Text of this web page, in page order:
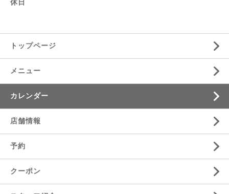
休日
トップページ
メニュー
カレンダー
店舗情報
予約
クーポン